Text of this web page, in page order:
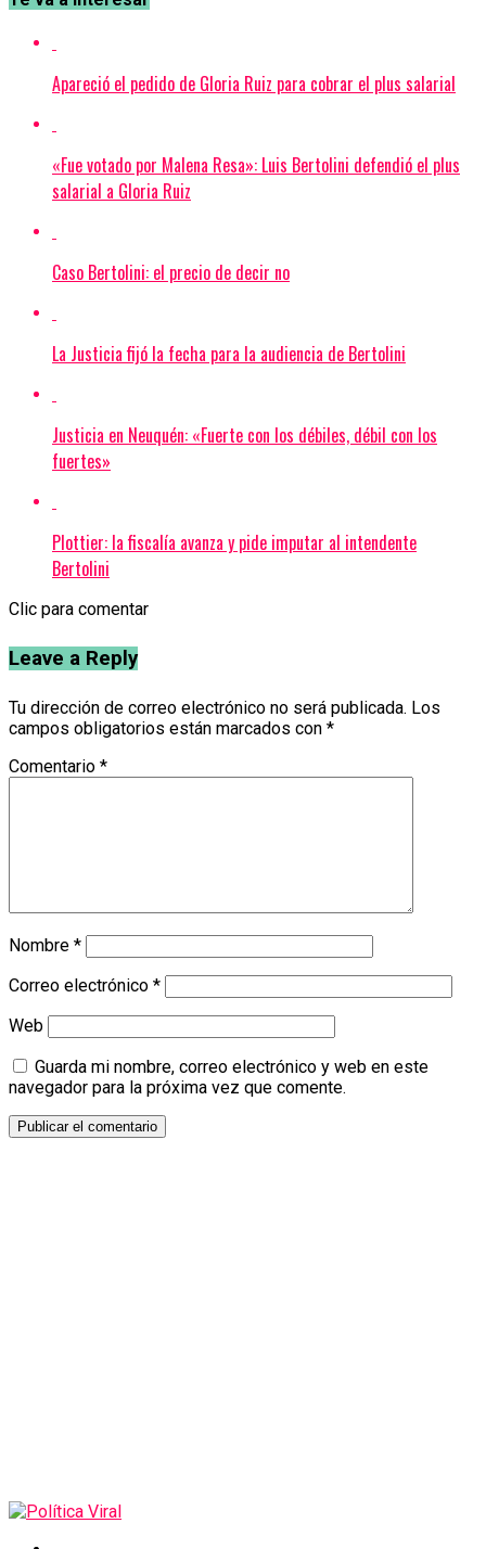
Apareció el pedido de Gloria Ruiz para cobrar el plus salarial
«Fue votado por Malena Resa»: Luis Bertolini defendió el plus
salarial a Gloria Ruiz
Caso Bertolini: el precio de decir no
La Justicia fijó la fecha para la audiencia de Bertolini
Justicia en Neuquén: «Fuerte con los débiles, débil con los
fuertes»
Plottier: la fiscalía avanza y pide imputar al intendente
Bertolini
Clic para comentar
Leave a Reply
Tu dirección de correo electrónico no será publicada. Los
campos obligatorios están marcados con *
Comentario *
Nombre *
Correo electrónico *
Web
Guarda mi nombre, correo electrónico y web en este
navegador para la próxima vez que comente.